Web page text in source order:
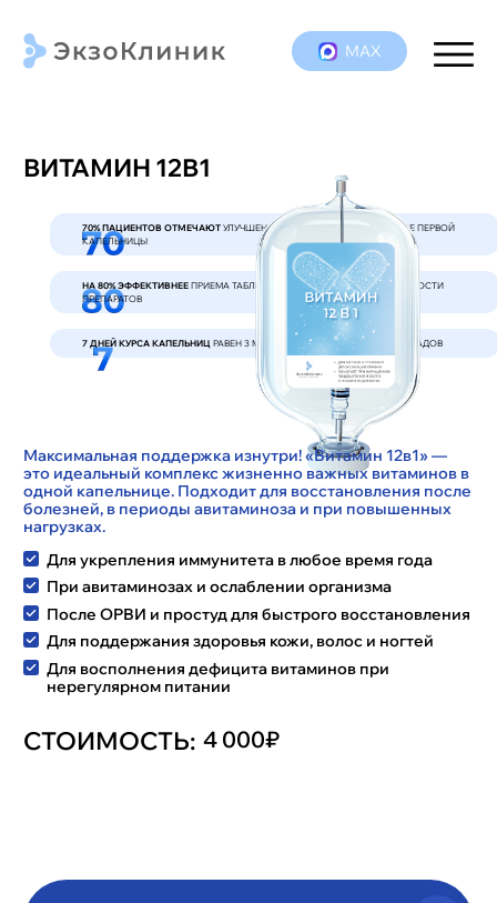
МАХ
ВИТАМИН 12В1
Максимальная поддержка изнутри! «Витамин 12в1» —
это идеальный комплекс жизненно важных витаминов в
одной капельнице. Подходит для восстановления после
болезней, в периоды авитаминоза и при повышенных
нагрузках.
Для укрепления иммунитета в любое время года
При авитаминозах и ослаблении организма
После ОРВИ и простуд для быстрого восстановления
Для поддержания здоровья кожи, волос и ногтей
Для восполнения дефицита витаминов при
нерегулярном питании
СТОИМОСТЬ: 4 000₽
70% ПАЦИЕНТОВ ОТМЕЧАЮТ УЛУЧШЕНИЕ САМОЧУВСТВИЯ УЖЕ ПОСЛЕ ПЕРВОЙ
КАПЕЛЬНИЦЫ
НА 80% ЭФФЕКТИВНЕЕ ПРИЕМА ТАБЛЕТОК ЗА СЧЕТ ВЫСОКОЙ УСВОЯЕМОСТИ
ПРЕПАРАТОВ
7 ДНЕЙ КУРСА КАПЕЛЬНИЦ РАВЕН 3 МЕСЯЦАМ ПРИЕМА ВИТАМИНОВ И БАДОВ